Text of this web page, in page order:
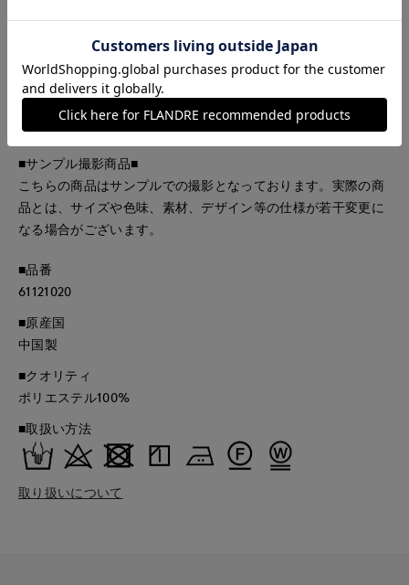
・裏地なし
・ウエストゴム仕様
・水洗い可
■サンプル撮影商品■
こちらの商品はサンプルでの撮影となっております。実際の商
品とは、サイズや色味、素材、デザイン等の仕様が若干変更に
なる場合がございます。
■品番
61121020
■原産国
中国製
■クオリティ
ポリエステル100%
■取扱い方法
取り扱いについて